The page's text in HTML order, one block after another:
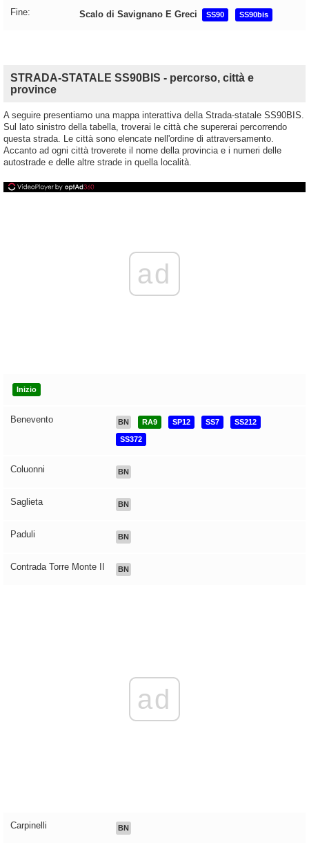
Fine: Scalo di Savignano E Greci SS90 SS90bis
STRADA-STATALE SS90BIS - percorso, città e
province
A seguire presentiamo una mappa interattiva della Strada-statale SS90BIS.
Sul lato sinistro della tabella, troverai le città che supererai percorrendo
questa strada. Le città sono elencate nell'ordine di attraversamento.
Accanto ad ogni città troverete il nome della provincia e i numeri delle
autostrade e delle altre strade in quella località.
ad
Inizio
Benevento BN RA9 SP12 SS7 SS212
SS372
Coluonni BN
Saglieta BN
Paduli BN
Contrada Torre Monte II BN
ad
Carpinelli BN